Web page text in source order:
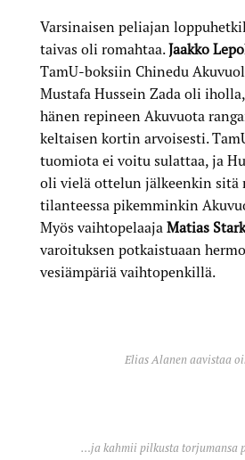
Varsinaisen peliajan
taivas oli romahtaa.Jaakko
TamU-boksiin Chinedu
Mustafa Hussein Zada oli
hänen repineen Akuvuota
keltaisen kortin arvoisesti.
tuomiota ei voitu sulattaa, ja
oli vielä ottelun jälkeenkin sitä
tilanteessa pikemminkin
Myös vaihtopelaaja Matias Stark
varoituksen potkaistuaan
vesiämpäriä vaihtopenkillä.
Elias Alanen aavistaa
…ja kahmii pilkusta torjumansa